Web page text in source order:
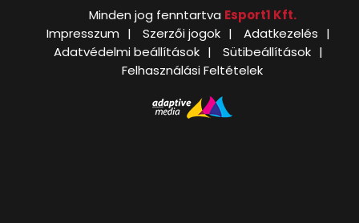
Minden jog fenntartva Esport1 Kft.
Impresszum
Szerzői jogok
Adatkezelés
Adatvédelmi beállítások
Sütibeállítások
Felhasználási Feltételek